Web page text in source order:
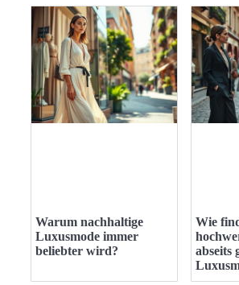
Warum nachhaltige
Luxusmode immer
beliebter wird?
Wie
abseits